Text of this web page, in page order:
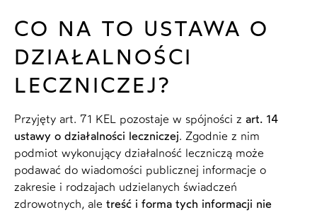
CO NA TO USTAWA O
DZIAŁALNOŚCI
LECZNICZEJ?
Przyjęty art. 71 KEL pozostaje w spójności z art. 14
ustawy o działalności leczniczej. Zgodnie z nim
podmiot wykonujący działalność leczniczą może
podawać do wiadomości publicznej informacje o
zakresie i rodzajach udzielanych świadczeń
zdrowotnych, ale treść i forma tych informacji nie